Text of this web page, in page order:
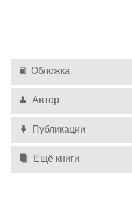
везде
сижу и жду когда ответит
как вечность время не идет
ну почему когда вот надо
не прет
ну ладно раз ты так со мною
и я тогда не буду брать
Обложка
Автор
Публикации
Ещё книги